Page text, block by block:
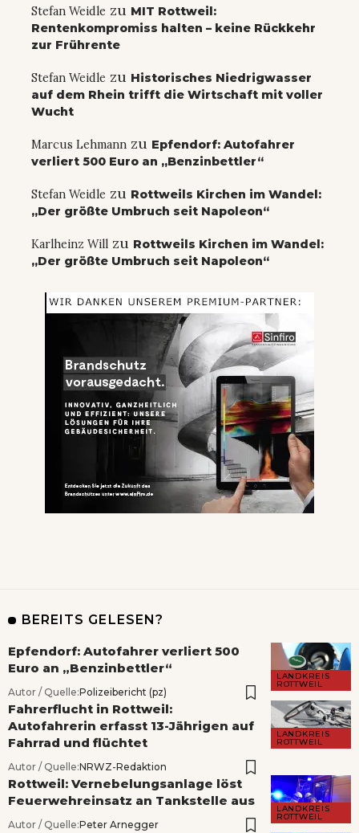
Stefan Weidle zu MIT Rottweil:
Rentenkompromiss halten – keine Rückkehr
zur Frührente
Stefan Weidle zu Historisches Niedrigwasser
auf dem Rhein trifft die Wirtschaft mit voller
Wucht
Marcus Lehmann zu Epfendorf: Autofahrer
verliert 500 Euro an „Benzinbettler“
Stefan Weidle zu Rottweils Kirchen im Wandel:
„Der größte Umbruch seit Napoleon“
Karlheinz Will zu Rottweils Kirchen im Wandel:
„Der größte Umbruch seit Napoleon“
BEREITS GELESEN?
LANDKREIS
ROTTWEIL
Epfendorf: Autofahrer verliert 500
Euro an „Benzinbettler“
Autor / Quelle:Polizeibericht (pz)
LANDKREIS
ROTTWEIL
Fahrerflucht in Rottweil:
Autofahrerin erfasst 13-Jährigen auf
Fahrrad und flüchtet
Autor / Quelle:NRWZ-Redaktion
LANDKREIS
ROTTWEIL
Rottweil: Vernebelungsanlage löst
Feuerwehreinsatz an Tankstelle aus
Autor / Quelle:Peter Arnegger